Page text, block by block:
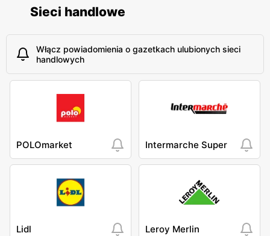
Sieci handlowe
Włącz powiadomienia o gazetkach ulubionych sieci
handlowych
POLOmarket Intermarche Super
Lidl Leroy Merlin